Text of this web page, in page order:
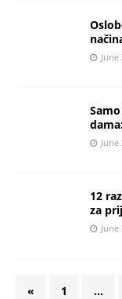
June
June
12
za
June
« 1 …